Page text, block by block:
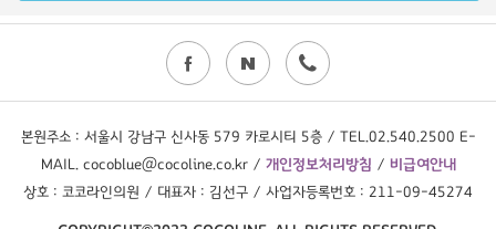
본원주소 : 서울시 강남구 신사동 579 카로시티 5층 / TEL.02.540.2500 E-
MAIL. cocoblue@cocoline.co.kr / 개인정보처리방침 / 비급여안내
상호 : 코코라인의원 / 대표자 : 김선구 / 사업자등록번호 : 211-09-45274